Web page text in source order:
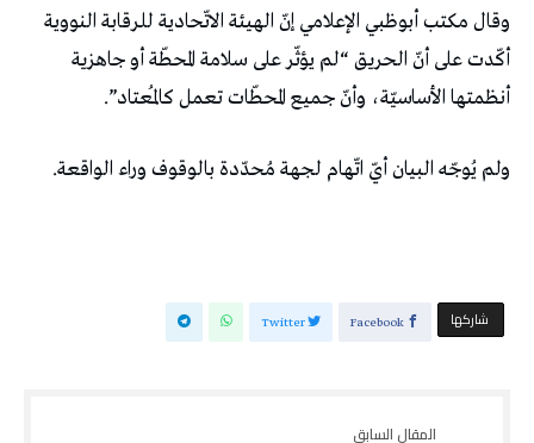
وقال مكتب أبوظبي الإعلامي إنّ الهيئة الاتّحادية ‌للرقابة النووية
أكّدت على أنّ الحريق “لم يؤثّر على سلامة المحطّة ⁠أو جاهزية
أنظمتها الأساسيّة، ‌وأنّ جميع المحطّات تعمل كالمُعتاد”.
ولم يُوجّه البيان أيّ اتّهام لجهة مُحدّدة بالوقوف وراء الواقعة.
‫‫ شاركها‬ Facebook
Twitter